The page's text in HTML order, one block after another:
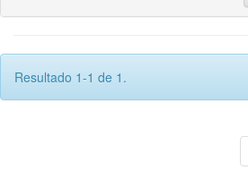
Resultado 1-1 de 1.